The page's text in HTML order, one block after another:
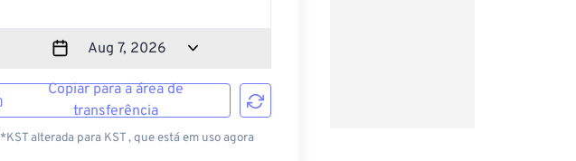
Copiar para a área de
transferência
*KST alterada para KST , que está em uso agora